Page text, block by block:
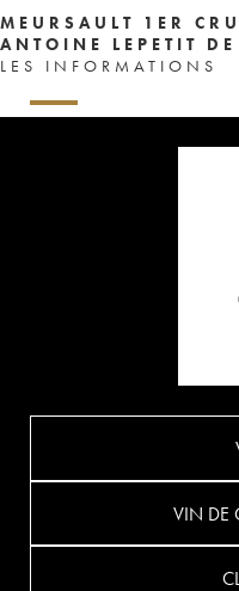
MEURSAULT 1ER
ANTOINE LEPETIT
LES INFORMATIONS
VIN DE